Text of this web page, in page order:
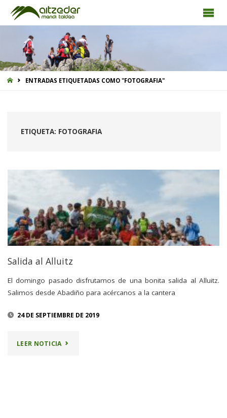
INICIOENTRADAS ETIQUETADAS COMO "FOTOGRAFIA"
ETIQUETA: FOTOGRAFIA
Salida al Alluitz
El domingo pasado disfrutamos de una bonita salida al Alluitz.
Salimos desde Abadiño para acércanos a la cantera
24 DE SEPTIEMBRE DE 2019
LEER NOTICIA"SALIDA